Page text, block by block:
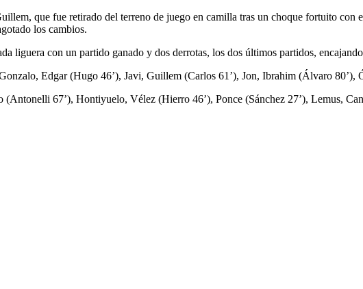
que fue retirado del terreno de juego en camilla tras un choque fortuito
los cambios.
liguera con un partido ganado y dos derrotas, los dos últimos partidos,
Edgar (Hugo 46’), Javi, Guillem (Carlos 61’), Jon, Ibrahim (Álvaro 80’),
(Antonelli 67’), Hontiyuelo, Vélez (Hierro 46’), Ponce (Sánchez 27’), Lemus,